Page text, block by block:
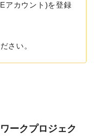
アカウント)を登録
さい。
ークプロジェク